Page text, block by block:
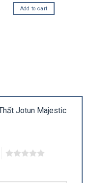
Add to cart
Jotun Majestic